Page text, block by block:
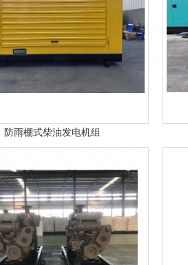
防雨棚式柴油发电机组